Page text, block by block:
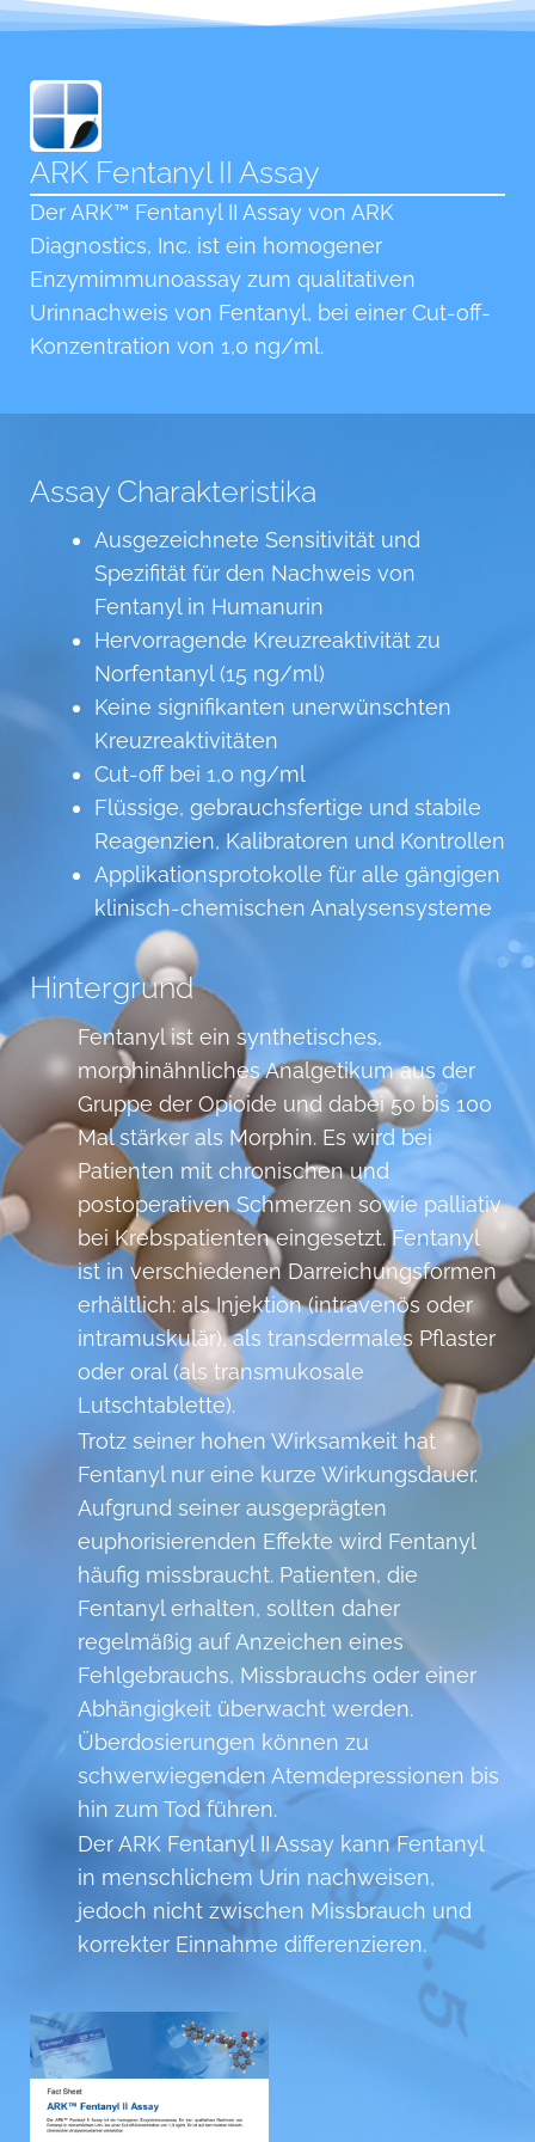
ARK Fentanyl II Assay
Der ARK™ Fentanyl II Assay von ARK
Diagnostics, Inc. ist ein homogener
Enzymimmunoassay zum qualitativen
Urinnachweis von Fentanyl, bei einer Cut-off-
Konzentration von 1,0 ng/ml.
Assay Charakteristika
Ausgezeichnete Sensitivität und
Spezifität für den Nachweis von
Fentanyl in Humanurin
Hervorragende Kreuzreaktivität zu
Norfentanyl (15 ng/ml)
Keine signifikanten unerwünschten
Kreuzreaktivitäten
Cut-off bei 1,0 ng/ml
Flüssige, gebrauchsfertige und stabile
Reagenzien, Kalibratoren und Kontrollen
Applikationsprotokolle für alle gängigen
klinisch-chemischen Analysensysteme
Hintergrund
Fentanyl ist ein synthetisches,
morphinähnliches Analgetikum aus der
Gruppe der Opioide und dabei 50 bis 100
Mal stärker als Morphin. Es wird bei
Patienten mit chronischen und
postoperativen Schmerzen sowie palliativ
bei Krebspatienten eingesetzt. Fentanyl
ist in verschiedenen Darreichungsformen
erhältlich: als Injektion (intravenös oder
intramuskulär), als transdermales Pflaster
oder oral (als transmukosale
Lutschtablette).
Trotz seiner hohen Wirksamkeit hat
Fentanyl nur eine kurze Wirkungsdauer.
Aufgrund seiner ausgeprägten
euphorisierenden Effekte wird Fentanyl
häufig missbraucht. Patienten, die
Fentanyl erhalten, sollten daher
regelmäßig auf Anzeichen eines
Fehlgebrauchs, Missbrauchs oder einer
Abhängigkeit überwacht werden.
Überdosierungen können zu
schwerwiegenden Atemdepressionen bis
hin zum Tod führen.
Der ARK Fentanyl II Assay kann Fentanyl
in menschlichem Urin nachweisen,
jedoch nicht zwischen Missbrauch und
korrekter Einnahme differenzieren.